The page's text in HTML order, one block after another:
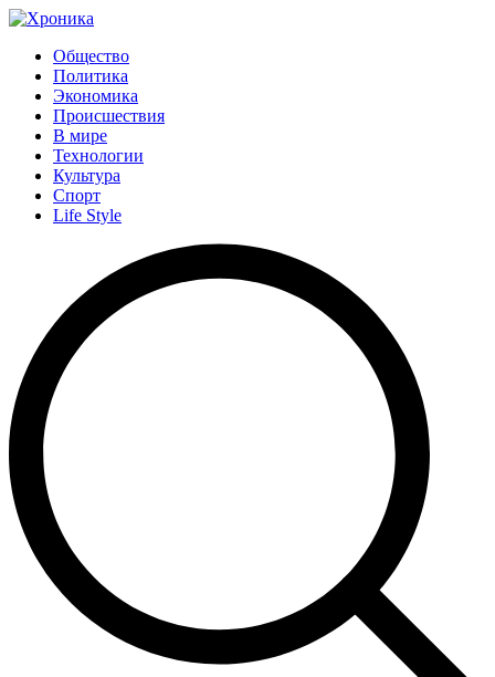
Общество
Политика
Экономика
Происшествия
В мире
Технологии
Культура
Спорт
Life Style